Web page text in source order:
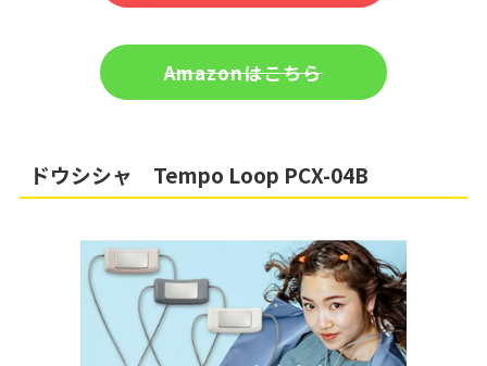
Amazonはこちら
ドウシシャ Tempo Loop PCX-04B